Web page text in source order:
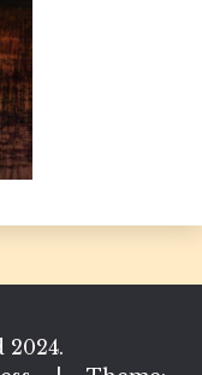
2024.